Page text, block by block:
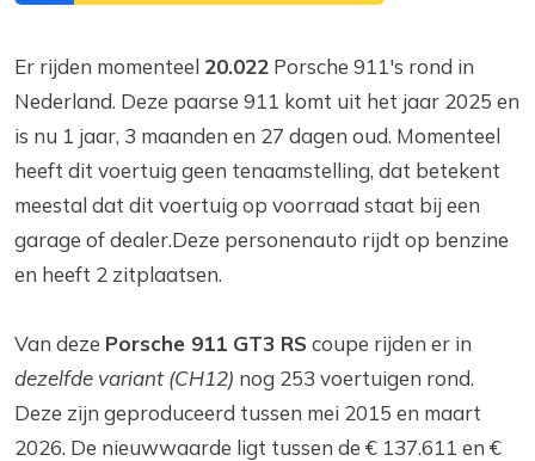
Er rijden momenteel 20.022 Porsche 911's rond in
Nederland. Deze paarse 911 komt uit het jaar 2025 en
is nu 1 jaar, 3 maanden en 27 dagen oud. Momenteel
heeft dit voertuig geen tenaamstelling, dat betekent
meestal dat dit voertuig op voorraad staat bij een
garage of dealer.Deze personenauto rijdt op benzine
en heeft 2 zitplaatsen.
Van deze Porsche 911 GT3 RS coupe rijden er in
dezelfde variant (CH12) nog 253 voertuigen rond.
Deze zijn geproduceerd tussen mei 2015 en maart
2026. De nieuwwaarde ligt tussen de € 137.611 en €